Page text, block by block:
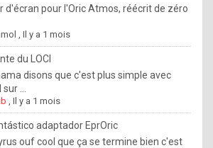
u
w
a
n
t
o
d'écran pour l'Oric Atmos, réécrit de zéro
,Il y a 1 mois
du LOCI
disons que c'est plus simple avec
...
,Il y a 1 mois
adaptador EprOric
ouf cool que ça se termine bien c'est